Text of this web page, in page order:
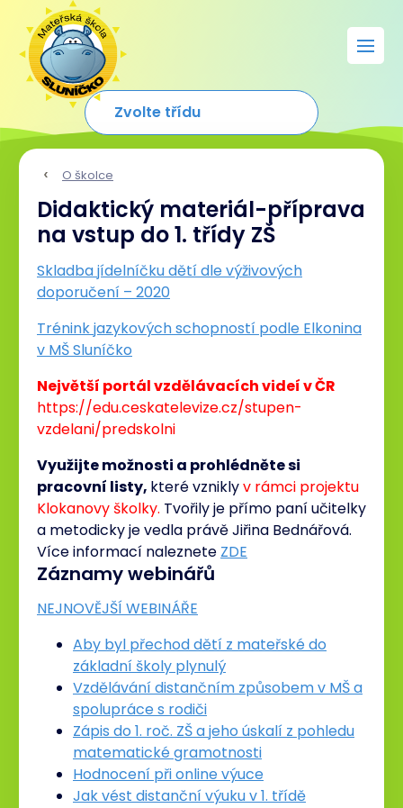
O školce
Didaktický materiál-příprava
na vstup do 1. třídy ZŠ
Skladba jídelníčku dětí dle výživových
doporučení – 2020
Trénink jazykových schopností podle Elkonina
v MŠ Sluníčko
Největší portál vzdělávacích videí v ČR
https://edu.ceskatelevize.cz/stupen-
vzdelani/predskolni
Využijte možnosti a prohlédněte si
pracovní listy, které vzniklyv rámci projektu
Klokanovy školky. Tvořily je přímo paní učitelky
a metodicky je vedla právě Jiřina Bednářová.
Více informací naleznete ZDE
Záznamy webinářů
NEJNOVĚJŠÍ WEBINÁŘE
Aby byl přechod dětí z mateřské do
základní školy plynulý
Vzdělávání distančním způsobem v MŠ a
spolupráce s rodiči
Zápis do 1. roč. ZŠ a jeho úskalí z pohledu
matematické gramotnosti
Hodnocení při online výuce
Jak vést distanční výuku v 1. třídě